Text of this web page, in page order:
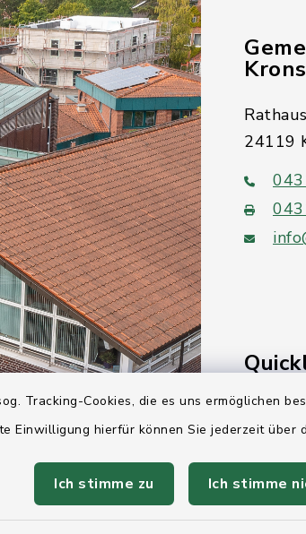
Tracking-Cookies, die es uns ermöglichen
Einwilligung hierfür können Sie jederzeit über
Ich stimme zu Ich stimme
24119
Ihre
Holstein
Kreis